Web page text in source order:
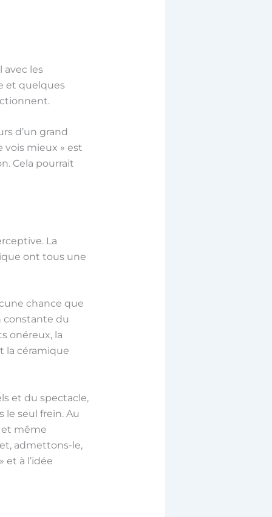
avec les
et quelques
d’un grand
vois mieux » est
Cela pourrait
La
ont tous une
chance que
constante du
onéreux, la
la céramique
et du spectacle,
le seul frein. Au
et même
admettons-le,
et à l’idée